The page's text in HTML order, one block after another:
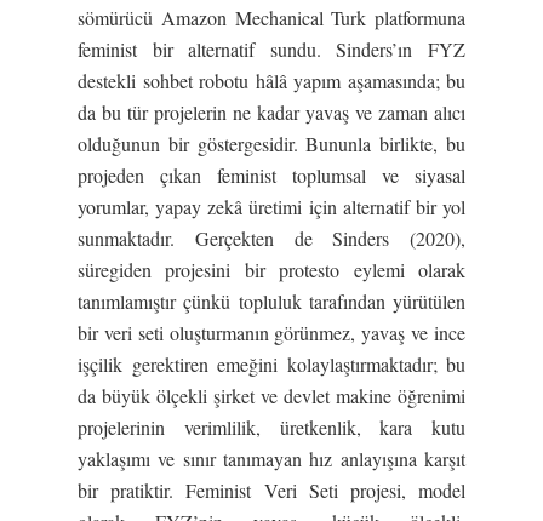
sömürücü Amazon Mechanical Turk platformuna
feminist bir alternatif sundu. Sinders’ın FYZ
destekli sohbet robotu hâlâ yapım aşamasında; bu
da bu tür projelerin ne kadar yavaş ve zaman alıcı
olduğunun bir göstergesidir. Bununla birlikte, bu
projeden çıkan feminist toplumsal ve siyasal
yorumlar, yapay zekâ üretimi için alternatif bir yol
sunmaktadır. Gerçekten de Sinders (2020),
süregiden projesini bir protesto eylemi olarak
tanımlamıştır çünkü topluluk tarafından yürütülen
bir veri seti oluşturmanın görünmez, yavaş ve ince
işçilik gerektiren emeğini kolaylaştırmaktadır; bu
da büyük ölçekli şirket ve devlet makine öğrenimi
projelerinin verimlilik, üretkenlik, kara kutu
yaklaşımı ve sınır tanımayan hız anlayışına karşıt
bir pratiktir. Feminist Veri Seti projesi, model